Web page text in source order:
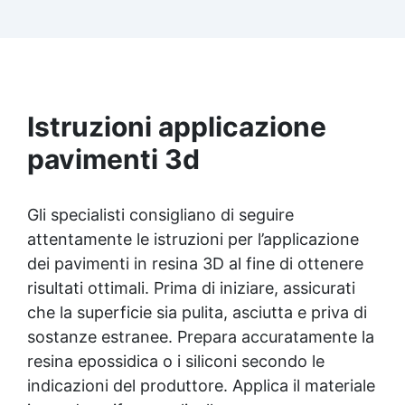
Istruzioni applicazione
pavimenti 3d
Gli specialisti consigliano di seguire
attentamente le istruzioni per l’applicazione
dei pavimenti in resina 3D al fine di ottenere
risultati ottimali. Prima di iniziare, assicurati
che la superficie sia pulita, asciutta e priva di
sostanze estranee. Prepara accuratamente la
resina epossidica o i siliconi secondo le
indicazioni del produttore. Applica il materiale